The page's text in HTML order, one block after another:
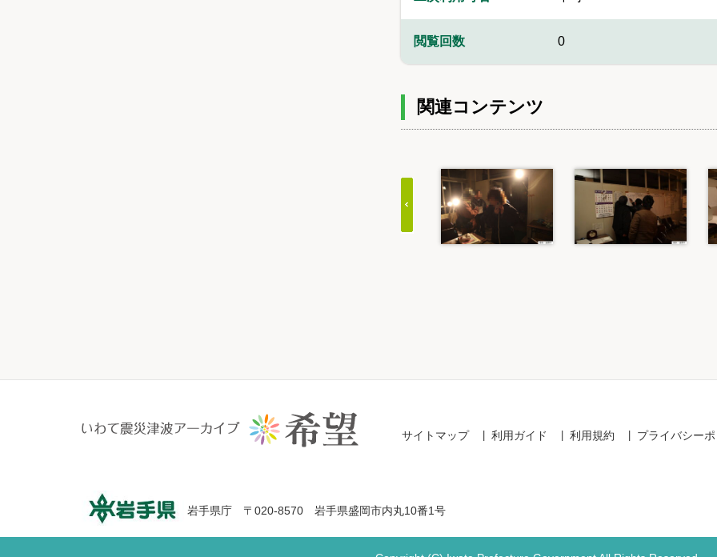
閲覧回数 0
関連コンテンツ
サイトマップ 利用ガイド 利用規約 プライバシー
岩手県庁 〒020-8570 岩手県盛岡市内丸10番1号